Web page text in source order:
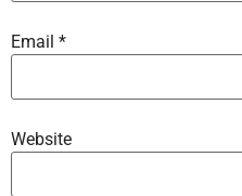
Email *
Website